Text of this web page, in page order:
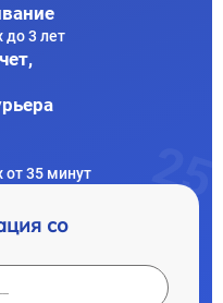
до 3 лет
от 35 минут
со